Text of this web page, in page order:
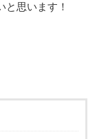
と思います！